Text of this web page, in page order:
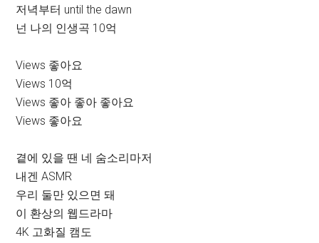
저녁부터 until the dawn
넌 나의 인생곡 10억
Views 좋아요
Views 10억
Views 좋아 좋아 좋아요
Views 좋아요
곁에 있을 땐 네 숨소리마저
내겐 ASMR
우리 둘만 있으면 돼
이 환상의 웹드라마
4K 고화질 캠도